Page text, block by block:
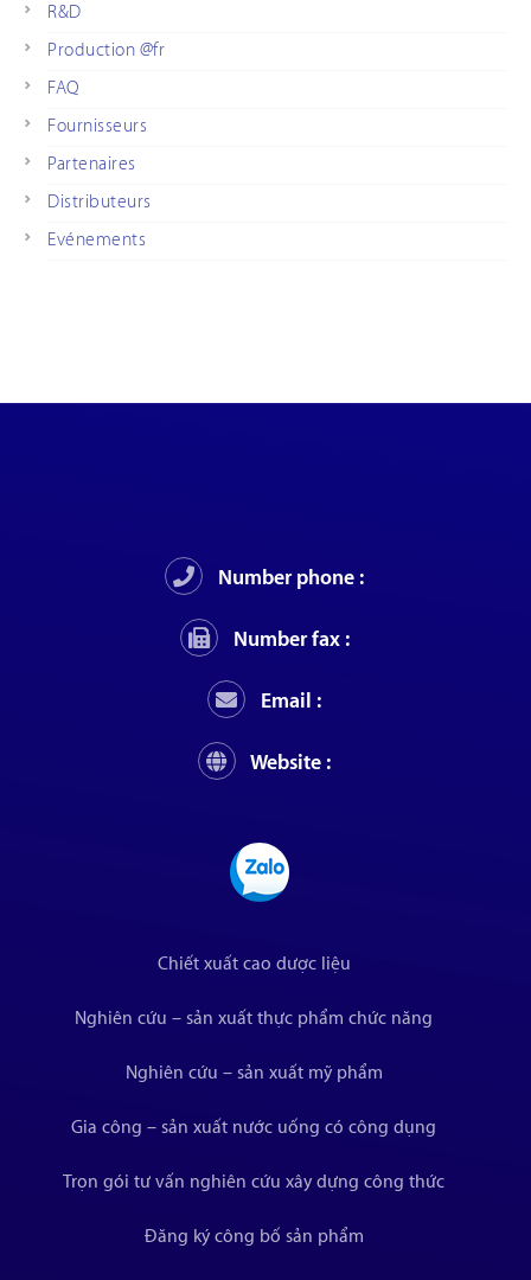
R&D
Production @fr
FAQ
Fournisseurs
Partenaires
Distributeurs
Evénements
Number phone :
Number fax :
Email :
Website :
Chiết xuất cao dược liệu
Nghiên cứu – sản xuất thực phẩm chức năng
Nghiên cứu – sản xuất mỹ phẩm
Gia công – sản xuất nước uống có công dụng
Trọn gói tư vấn nghiên cứu xây dựng công thức
Đăng ký công bố sản phẩm